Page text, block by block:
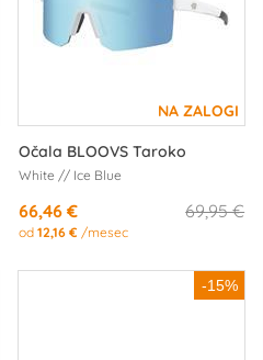
Očala BLOOVS Taroko
White // Ice Blue
69,95 €
66,46 €
od 12,16 € /mesec
-15%